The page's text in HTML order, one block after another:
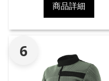
商品詳細
6